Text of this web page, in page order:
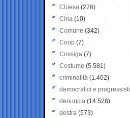
Chiesa (276)
Cina (10)
Comune (342)
Coop (7)
Cossiga (7)
Costume (5.581)
criminalità (1.402)
democratici e progressisti
denuncia (14.528)
destra (573)